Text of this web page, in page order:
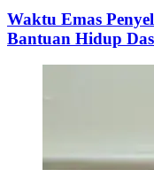
Waktu Emas
Bantuan Hidup